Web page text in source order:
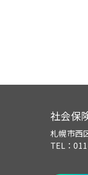
社会保
札幌市西
TEL：